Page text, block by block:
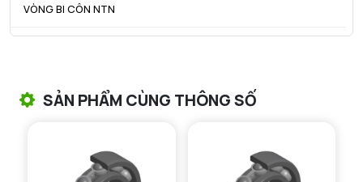
VÒNG BI CÔN NTN
VÒNG BI KIM NTN
SẢN PHẨM CÙNG THÔNG SỐ